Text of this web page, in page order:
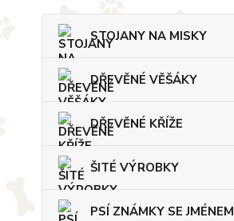
STOJANY NA MISKY
DŘEVĚNÉ VĚŠÁKY
DŘEVĚNÉ KŘÍŽE
ŠITÉ VÝROBKY
PSÍ ZNÁMKY SE JMÉNEM